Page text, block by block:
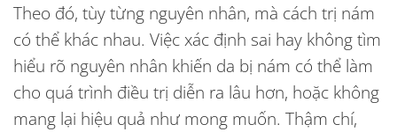
Theo đó, tùy từng nguyên nhân, mà cách trị nám
có thể khác nhau. Việc xác định sai hay không tìm
hiểu rõ nguyên nhân khiến da bị nám có thể làm
cho quá trình điều trị diễn ra lâu hơn, hoặc không
mang lại hiệu quả như mong muốn. Thậm chí,